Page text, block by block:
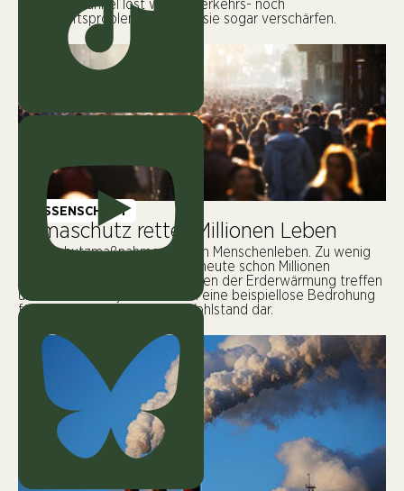
Der Lobautunnel löst weder Verkehrs- noch
Wirtschaftsprobleme. Er kann sie sogar verschärfen.
WISSENSCHAFT
Klimaschutz rettet Millionen Leben
Klimaschutzmaßnahmen retten Menschenleben. Zu wenig
Klimaschutz hingegen kostet heute schon Millionen
Menschen das Leben. Die Folgen der Erderwärmung treffen
uns härter denn je und stellen eine beispiellose Bedrohung
für Gesundheit, Leben und Wohlstand dar.